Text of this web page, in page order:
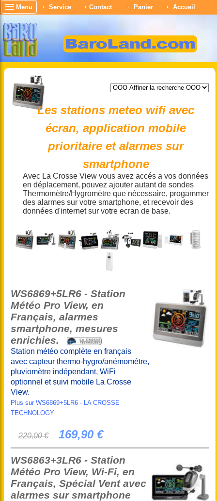
Menu Service Contact Panier Accueil
Les stations meteo wifi avec
écran, application mobile
prioritaire et alarmes sur
smartphone
Avec La Crosse View vous avez accés a vos données
en déplacement, pouvez ajouter autant de sondes
Thermomètre/Hygromètre que nécessaire, progammer
des alarmes sur votre smartphone, et recevoir des
données d'internet sur votre ecran de base.
WS6869+5LR6 - Station
Météo Pro View, en
Français, alarmes
smartphone, mesures
enrichies.
Station météo complète en français
avec capteur thermo-hygro/anémomètre,
pluviomètre indépendant, WiFi
optionnel et suivi mobile La Crosse
View.
Plus sur WS6869+5LR6 - LA CROSSE
TECHNOLOGY
220,00 € 169,90 €
WS6863+3LR6 - Station
Météo Pro View, Wi-Fi, en
Français, Spécial Vent avec
alarmes sur smartphone